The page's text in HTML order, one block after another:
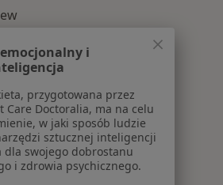
Psychiatrzy w pobliżu
choroby
i
przygotowana przez
Care Doctoralia, ma na celu
w jaki sposób ludzie
sztucznej inteligencji
dla swojego dobrostanu
i zdrowia psychicznego.